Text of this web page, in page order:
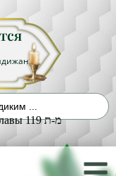
Теилим на сегодня - 26 Ава: главы 119 מ-ת